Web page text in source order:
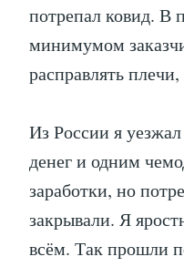
потрепал ковид. В
минимумом
расправлять
Из России я
денег и одним
заработки, но
закрывали. Я
всём. Так прошли